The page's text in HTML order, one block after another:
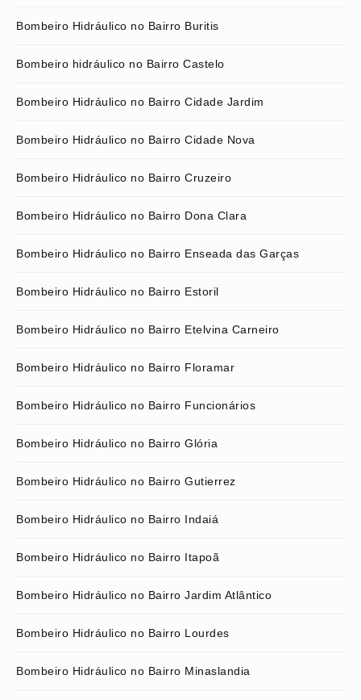
Bombeiro Hidráulico no Bairro Buritis
Bombeiro hidráulico no Bairro Castelo
Bombeiro Hidráulico no Bairro Cidade Jardim
Bombeiro Hidráulico no Bairro Cidade Nova
Bombeiro Hidráulico no Bairro Cruzeiro
Bombeiro Hidráulico no Bairro Dona Clara
Bombeiro Hidráulico no Bairro Enseada das Garças
Bombeiro Hidráulico no Bairro Estoril
Bombeiro Hidráulico no Bairro Etelvina Carneiro
Bombeiro Hidráulico no Bairro Floramar
Bombeiro Hidráulico no Bairro Funcionários
Bombeiro Hidráulico no Bairro Glória
Bombeiro Hidráulico no Bairro Gutierrez
Bombeiro Hidráulico no Bairro Indaiá
Bombeiro Hidráulico no Bairro Itapoã
Bombeiro Hidráulico no Bairro Jardim Atlântico
Bombeiro Hidráulico no Bairro Lourdes
Bombeiro Hidráulico no Bairro Minaslandia